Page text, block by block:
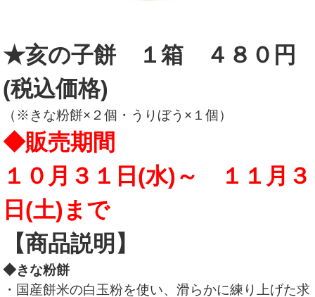
★亥の子餅 １箱 ４８０円
(税込価格)
（※きな粉餅×２個・うりぼう×１個）
◆販売期間
１０月３１日(水)～ １１月３
日(土)まで
【商品説明】
◆きな粉餅
・国産餅米の白玉粉を使い、滑らかに練り上げた求